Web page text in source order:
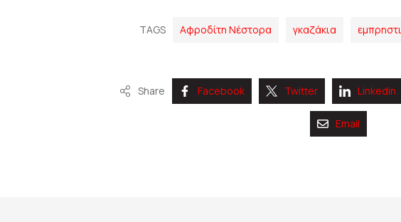
TAGS Αφροδίτη Νέστορα γκαζάκια
Share Facebook Twitter Linkedin
Email